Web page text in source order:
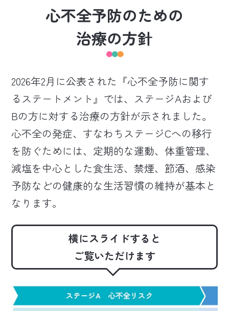
心不全予防のための
治療の方針
2026年2月に公表された『心不全予防に関す
るステートメント』では、ステージAおよび
Bの方に対する治療の方針が示されました。
心不全の発症、すなわちステージCへの移行
を防ぐためには、定期的な運動、体重管理、
減塩を中心とした食生活、禁煙、節酒、感染
予防などの健康的な生活習慣の維持が基本と
なります。
横にスライドすると
ご覧いただけます